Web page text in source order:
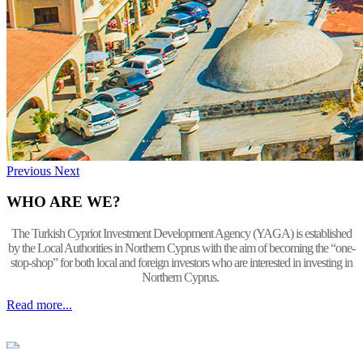
Previous Next
WHO ARE WE?
The Turkish Cypriot Investment Development Agency (YAGA) is established
by the Local Authorities in Northern Cyprus with the aim of becoming the “one-
stop-shop” for both local and foreign investors who are interested in investing in
Northern Cyprus.
Read more...